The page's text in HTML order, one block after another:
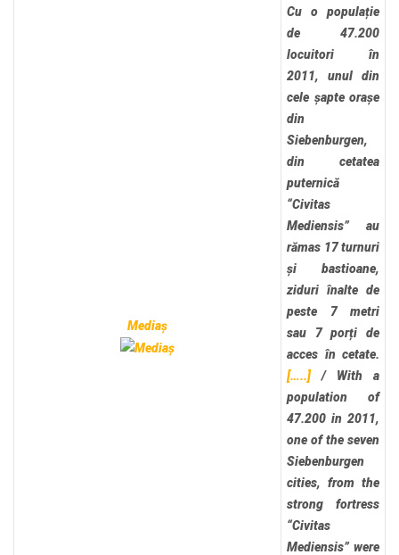
Mediaș
Cu o populație
de 47.200
locuitori în
2011, unul din
cele șapte orașe
din
Siebenburgen,
din cetatea
puternică
“Civitas
Mediensis” au
rămas 17 turnuri
și bastioane,
ziduri înalte de
peste 7 metri
sau 7 porți de
acces în cetate.
[…..] / With a
population of
47.200 in 2011,
one of the seven
Siebenburgen
cities, from the
strong fortress
“Civitas
Mediensis” were